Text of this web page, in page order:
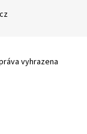
vyhrazena